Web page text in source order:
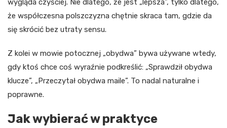
wygląda czyściej. Nie dlatego, że jest „lepsza”, tylko dlatego,
że współczesna polszczyzna chętnie skraca tam, gdzie da
się skrócić bez utraty sensu.
Z kolei w mowie potocznej „obydwa” bywa używane wtedy,
gdy ktoś chce coś wyraźnie podkreślić: „Sprawdził obydwa
klucze”, „Przeczytał obydwa maile”. To nadal naturalne i
poprawne.
Jak wybierać w praktyce